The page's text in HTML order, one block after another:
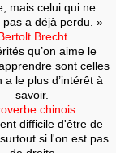
mais celui qui ne
pas a déjà perdu. »
Brecht
qu’on aime le
sont celles
a le plus d’intérêt à
savoir.
chinois
difficile d'être de
si l'on est pas